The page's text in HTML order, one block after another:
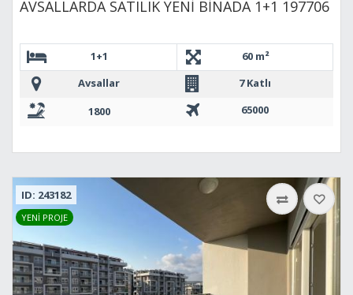
AVSALLARDA SATILIK YENİ BİNADA 1+1 197706
1+1
60 m²
Avsallar
7 Katlı
1800
65000
ID: 243182
YENİ PROJE